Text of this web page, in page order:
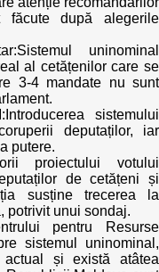
făcute după alegerile
uninominal
al cetățenilor care se
3-4 mandate nu sunt
sistemului
deputaților, iar
putere.
proiectului votului
de cetățeni și
susține trecerea la
potrivit unui sondaj.
pentru Resurse
sistemul uninominal,
și există atâtea